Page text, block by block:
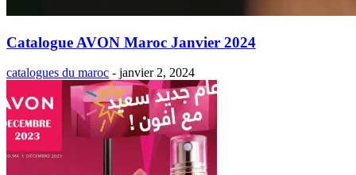
Catalogue AVON Maroc Janvier 2024
catalogues du maroc - janvier 2, 2024